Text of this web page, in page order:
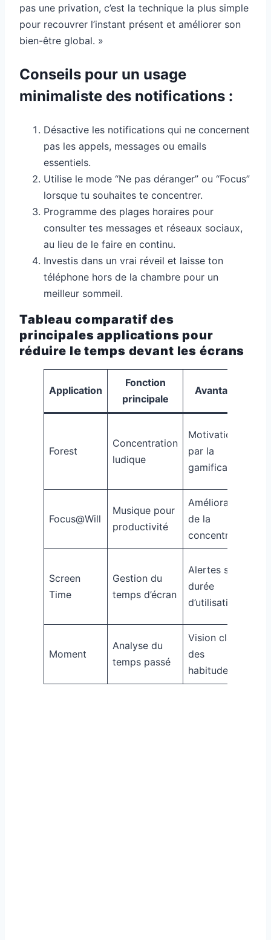
pas une privation, c’est la technique la plus simple
pour recouvrer l’instant présent et améliorer son
bien-être global. »
Conseils pour un usage
minimaliste des notifications :
Désactive les notifications qui ne concernent
pas les appels, messages ou emails
essentiels.
Utilise le mode “Ne pas déranger” ou “Focus”
lorsque tu souhaites te concentrer.
Programme des plages horaires pour
consulter tes messages et réseaux sociaux,
au lieu de le faire en continu.
Investis dans un vrai réveil et laisse ton
téléphone hors de la chambre pour un
meilleur sommeil.
Tableau comparatif des
principales applications pour
réduire le temps devant les écrans
Application
Fonction
principale
Avantages
Forest
Concentration
ludique
Motivation
par la
gamification
Focus@Will
Musique pour
productivité
Amélioration
de la
concentration
Screen
Time
Gestion du
temps d’écran
Alertes sur la
durée
d’utilisation
Moment
Analyse du
temps passé
Vision claire
des
habitudes